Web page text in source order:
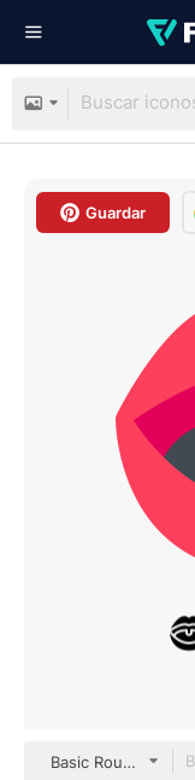
Guardar
Basic Rounded Flat